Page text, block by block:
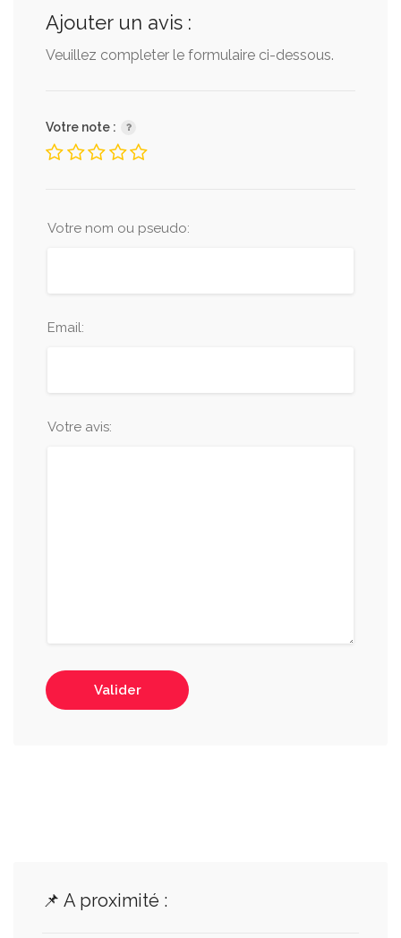
Ajouter un avis :
Veuillez completer le formulaire ci-dessous.
Votre note :
Votre nom ou pseudo:
Email:
Votre avis:
Valider
📌 A proximité :